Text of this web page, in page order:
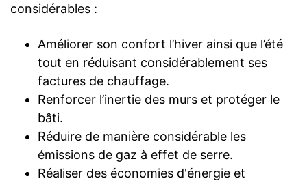
considérables :
Améliorer son confort l’hiver ainsi que l’été
tout en réduisant considérablement ses
factures de chauffage.
Renforcer l’inertie des murs et protéger le
bâti.
Réduire de manière considérable les
émissions de gaz à effet de serre.
Réaliser des économies d'énergie et